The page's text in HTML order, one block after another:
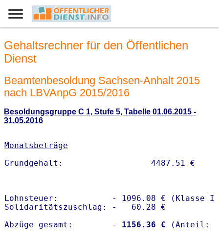
Gehaltsrechner für den Öffentlichen
Dienst
Beamtenbesoldung Sachsen-Anhalt 2015
nach LBVAnpG 2015/2016
Besoldungsgruppe C 1, Stufe 5, Tabelle 01.06.2015 -
31.05.2016
Monatsbeträge
Lohnsteuer:           - 1096.08 € (Klasse I)
Solidaritätszuschlag: -   60.28 €
Abzüge gesamt:        -
1156.36 €